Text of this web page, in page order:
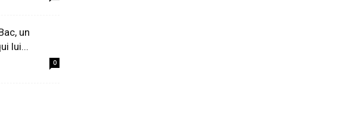
un
lui...
0